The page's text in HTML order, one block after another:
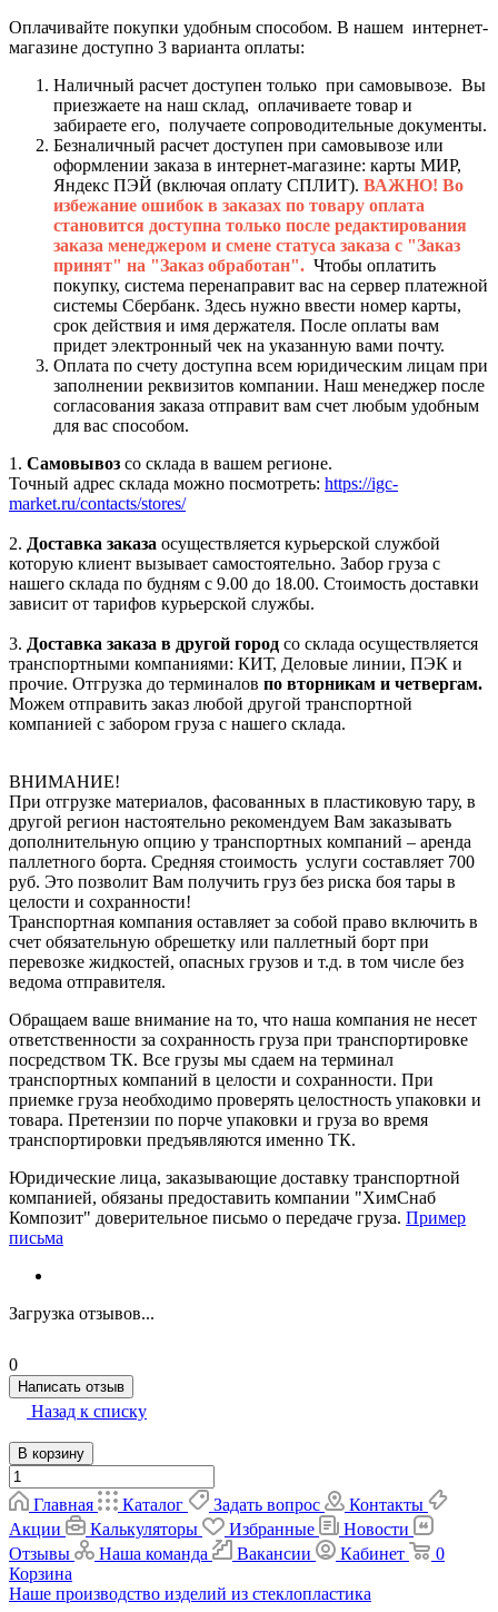
Оплачивайте покупки удобным способом. В нашем интернет-
магазине доступно 3 варианта оплаты:
Наличный расчет доступен только при самовывозе. Вы
приезжаете на наш склад, оплачиваете товар и
забираете его, получаете сопроводительные документы.
Безналичный расчет доступен при самовывозе или
оформлении заказа в интернет-магазине: карты МИР,
Яндекс ПЭЙ (включая оплату СПЛИТ). ВАЖНО! Во
избежание ошибок в заказах по товару оплата
становится доступна только после редактирования
заказа менеджером и смене статуса заказа с "Заказ
принят" на "Заказ обработан". Чтобы оплатить
покупку, система перенаправит вас на сервер платежной
системы Сбербанк. Здесь нужно ввести номер карты,
срок действия и имя держателя. После оплаты вам
придет электронный чек на указанную вами почту.
Оплата по счету доступна всем юридическим лицам при
заполнении реквизитов компании. Наш менеджер после
согласования заказа отправит вам счет любым удобным
для вас способом.
1. Самовывоз со склада в вашем регионе.
Точный адрес склада можно посмотреть: https://igc-
market.ru/contacts/stores/
2. Доставка заказа осуществляется курьерской службой
которую клиент вызывает самостоятельно. Забор груза с
нашего склада по будням с 9.00 до 18.00. Стоимость доставки
зависит от тарифов курьерской службы.
3. Доставка заказа в другой город со склада осуществляется
транспортными компаниями: КИТ, Деловые линии, ПЭК и
прочие. Отгрузка до терминалов по вторникам и четвергам.
Можем отправить заказ любой другой транспортной
компанией с забором груза с нашего склада.
ВНИМАНИЕ!
При отгрузке материалов, фасованных в пластиковую тару, в
другой регион настоятельно рекомендуем Вам заказывать
дополнительную опцию у транспортных компаний – аренда
паллетного борта. Средняя стоимость услуги составляет 700
руб. Это позволит Вам получить груз без риска боя тары в
целости и сохранности!
Транспортная компания оставляет за собой право включить в
счет обязательную обрешетку или паллетный борт при
перевозке жидкостей, опасных грузов и т.д. в том числе без
ведома отправителя.
Обращаем ваше внимание на то, что наша компания не несет
ответственности за сохранность груза при транспортировке
посредством ТК. Все грузы мы сдаем на терминал
транспортных компаний в целости и сохранности. При
приемке груза необходимо проверять целостность упаковки и
товара. Претензии по порче упаковки и груза во время
транспортировки предъявляются именно ТК.
Юридические лица, заказывающие доставку транспортной
компанией, обязаны предоставить компании "ХимСнаб
Композит" доверительное письмо о передаче груза. Пример
письма
Загрузка отзывов...
0
Написать отзыв
Назад к списку
В корзину
Главная Каталог Задать вопрос
Контакты
Акции
Калькуляторы Избранные
Новости
Отзывы
Наша команда Вакансии Кабинет
0
Корзина
Наше производство изделий из стеклопластика